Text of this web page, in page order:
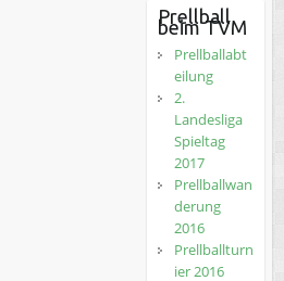
Prellball
beim TVM
Prellballabt
eilung
2.
Landesliga
Spieltag
2017
Prellballwan
derung
2016
Prellballturn
ier 2016